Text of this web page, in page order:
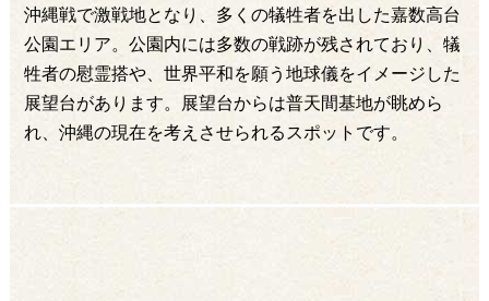
沖縄戦で激戦地となり、多くの犠牲者を出した嘉数高台
公園エリア。公園内には多数の戦跡が残されており、犠
牲者の慰霊搭や、世界平和を願う地球儀をイメージした
展望台があります。展望台からは普天間基地が眺めら
れ、沖縄の現在を考えさせられるスポットです。